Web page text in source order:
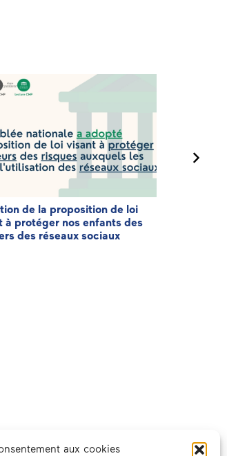
aux cookies
de la proposition de loi
à protéger nos enfants des
des réseaux sociaux